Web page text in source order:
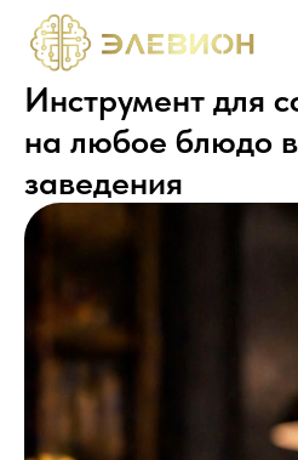
Инструмент для
на любое блюдо
заведения